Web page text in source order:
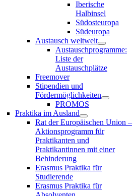
Iberische
Halbinsel
Südosteuropa
Südeuropa
Austausch weltweit
Austauschprogramme:
Liste der
Austauschplätze
Freemover
Stipendien und
Fördermöglichkeiten
PROMOS
Praktika im Ausland
Rat der Europäischen Union –
Aktionsprogramm für
Praktikanten und
Praktikantinnen mit einer
Behinderung
Erasmus Praktika für
Studierende
Erasmus Praktika für